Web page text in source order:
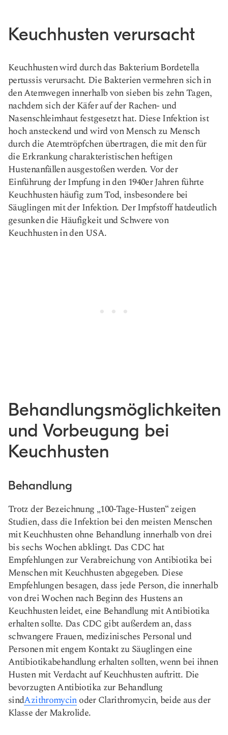
Keuchhusten verursacht
Keuchhusten wird durch das Bakterium Bordetella
pertussis verursacht. Die Bakterien vermehren sich in
den Atemwegen innerhalb von sieben bis zehn Tagen,
nachdem sich der Käfer auf der Rachen- und
Nasenschleimhaut festgesetzt hat. Diese Infektion ist
hoch ansteckend und wird von Mensch zu Mensch
durch die Atemtröpfchen übertragen, die mit den für
die Erkrankung charakteristischen heftigen
Hustenanfällen ausgestoßen werden. Vor der
Einführung der Impfung in den 1940er Jahren führte
Keuchhusten häufig zum Tod, insbesondere bei
Säuglingen mit der Infektion. Der Impfstoff hatdeutlich
gesunkendie Häufigkeit und Schwere von
Keuchhusten in den USA.
Behandlungsmöglichkeiten
und Vorbeugung bei
Keuchhusten
Behandlung
Trotz der Bezeichnung „100-Tage-Husten“ zeigen
Studien, dass die Infektion bei den meisten Menschen
mit Keuchhusten ohne Behandlung innerhalb von drei
bis sechs Wochen abklingt. Das CDC hat
Empfehlungen zur Verabreichung von Antibiotika bei
Menschen mit Keuchhusten abgegeben. Diese
Empfehlungen besagen, dass jede Person, die innerhalb
von drei Wochen nach Beginn des Hustens an
Keuchhusten leidet, eine Behandlung mit Antibiotika
erhalten sollte. Das CDC gibt außerdem an, dass
schwangere Frauen, medizinisches Personal und
Personen mit engem Kontakt zu Säuglingen eine
Antibiotikabehandlung erhalten sollten, wenn bei ihnen
Husten mit Verdacht auf Keuchhusten auftritt. Die
bevorzugten Antibiotika zur Behandlung
sindAzithromycinoder Clarithromycin, beide aus der
Klasse der Makrolide.